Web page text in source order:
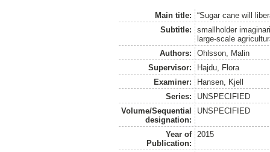
Main title:
“Sugar cane will
Subtitle:
smallholder
large-scale
Authors:
Ohlsson, Malin
Supervisor:
Hajdu, Flora
Examiner:
Hansen, Kjell
Series:
UNSPECIFIED
Volume/Sequential
designation:
UNSPECIFIED
Year of
Publication:
2015